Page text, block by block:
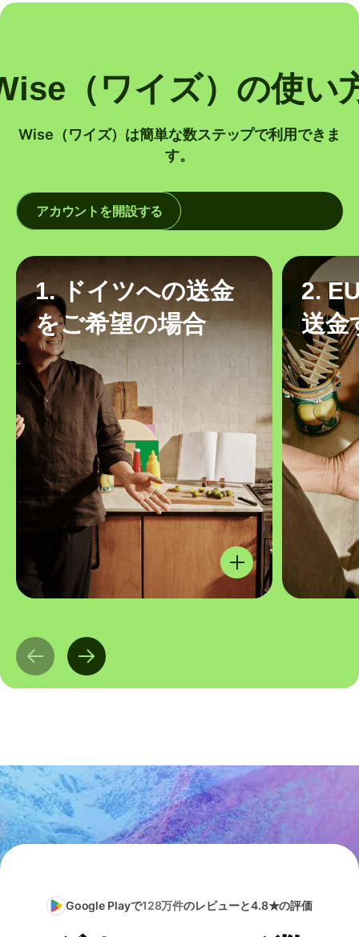
（ワイズ）の使い
Wise（ワイズ）は簡単な数ステップで利用できま
す。
アカウントを開設する
1. ドイツへの送金
をご希望の場合
2.
送金
Google Playで128万件のレビューと4.8★の評価